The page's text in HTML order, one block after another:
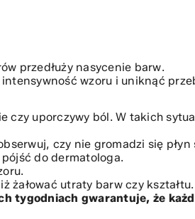
przedłuży nasycenie barw.
wzoru i uniknąć
czy uporczywy ból. W takich
czy nie gromadzi się płyn
do dermatologa.
żałować utraty barw czy kształtu.
tygodniach gwarantuje, że